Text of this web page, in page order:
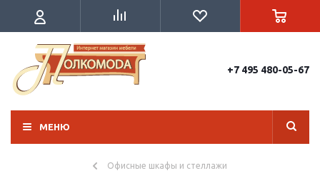
+7 495 480-05-67
МЕНЮ
Офисные шкафы и стеллажи